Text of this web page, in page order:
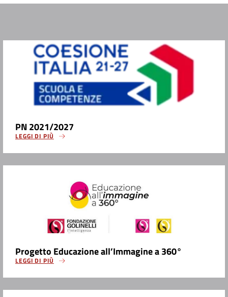
PN 2021/2027
LEGGI DI PIÙ
Progetto Educazione all’Immagine a 360°
LEGGI DI PIÙ